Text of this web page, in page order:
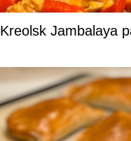
Kreolsk Jambalaya